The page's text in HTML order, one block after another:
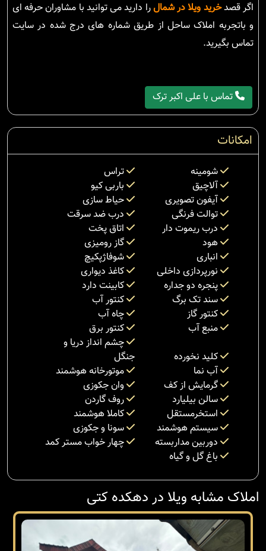
اگر قصدخرید ویلا در شمالرا دارید می توانید با مشاوران حرفه ای
و باتجربه املاک ساحل از طریق شماره های درج شده در سایت
تماس بگیرید.
تماس با علی اکبر ترک
امکانات
شومینه
تراس
آلاچیق
باربی کیو
آیفون تصویری
حیاط سازی
توالت فرنگی
درب ضد سرقت
درب ریموت دار
اتاق پخت
هود
گاز رومیزی
انباری
شوفاژپکیچ
نورپردازی داخلی
کاغذ دیواری
پنجره دو جداره
کابینت دارد
سند تک برگ
کنتور آب
کنتور گاز
چاه آب
منبع آب
کنتور برق
کلید نخورده
چشم انداز دریا و
جنگل
آب نما
موتورخانه هوشمند
گرمایش از کف
وان جکوزی
سالن بیلیارد
روف گاردن
استخرمستقل
کاملا هوشمند
سیستم هوشمند
سونا و جکوزی
دوربین مداربسته
چهار خواب مستر کمد
باغ گل و گیاه
املاک مشابه ویلا در دهکده کتی